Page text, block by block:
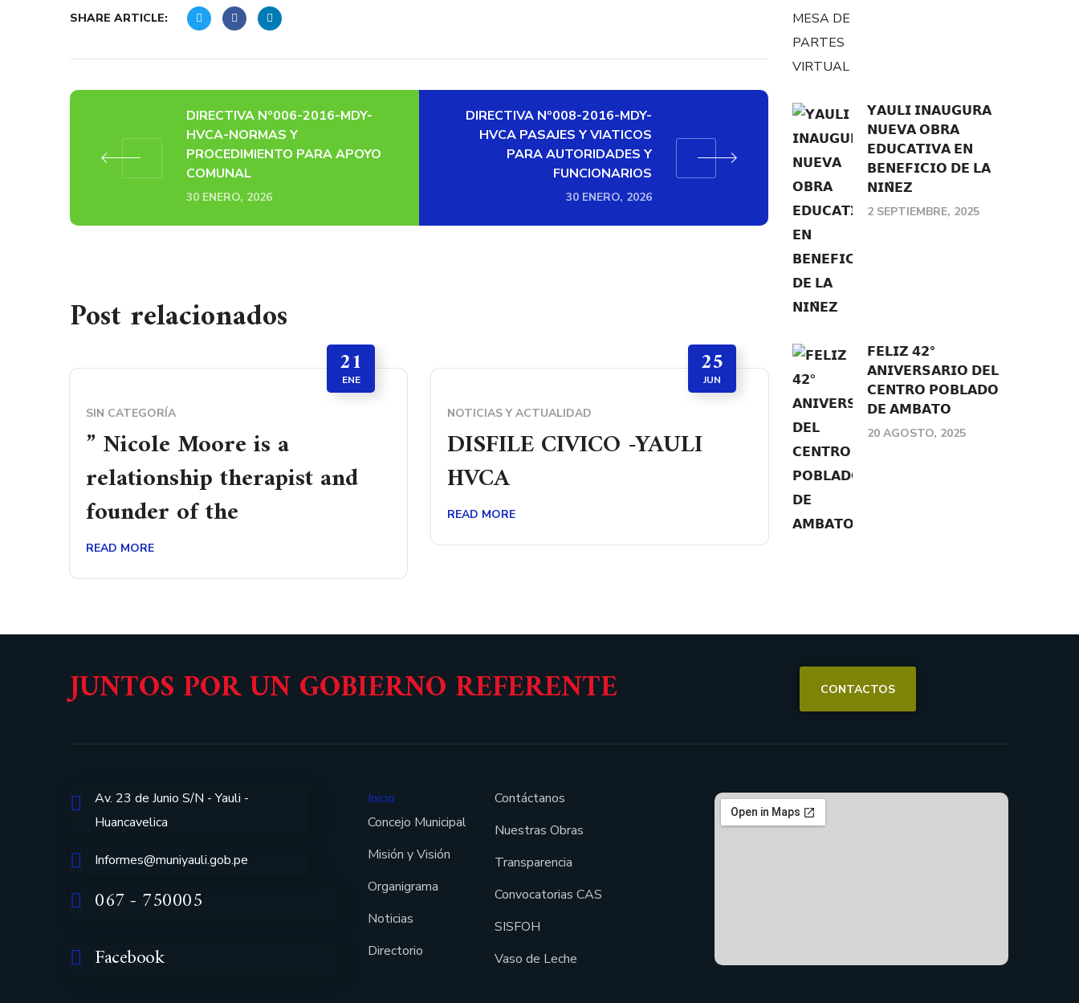
SHARE ARTICLE:
DIRECTIVA Nº006-2016-MDY-
HVCA-NORMAS Y
PROCEDIMIENTO PARA APOYO
COMUNAL
30 ENERO, 2026
DIRECTIVA Nº008-2016-MDY-
HVCA PASAJES Y VIATICOS
PARA AUTORIDADES Y
FUNCIONARIOS
30 ENERO, 2026
Post relacionados
21
ENE
SIN CATEGORÍA
” Nicole Moore is a
relationship therapist and
founder of the
READ MORE
25
JUN
NOTICIAS Y ACTUALIDAD
DISFILE CIVICO -YAULI
HVCA
READ MORE
𝗬𝗔𝗨𝗟𝗜 𝗜𝗡𝗔𝗨𝗚𝗨𝗥𝗔
𝗡𝗨𝗘𝗩𝗔 𝗢𝗕𝗥𝗔
𝗘𝗗𝗨𝗖𝗔𝗧𝗜𝗩𝗔 𝗘𝗡
𝗕𝗘𝗡𝗘𝗙𝗜𝗖𝗜𝗢 𝗗𝗘 𝗟𝗔
𝗡𝗜𝗡̃𝗘𝗭
2 SEPTIEMBRE, 2025
𝗙𝗘𝗟𝗜𝗭 𝟰𝟮°
𝗔𝗡𝗜𝗩𝗘𝗥𝗦𝗔𝗥𝗜𝗢 𝗗𝗘𝗟
𝗖𝗘𝗡𝗧𝗥𝗢 𝗣𝗢𝗕𝗟𝗔𝗗𝗢
𝗗𝗘 𝗔𝗠𝗕𝗔𝗧𝗢
20 AGOSTO, 2025
JUNTOS POR UN GOBIERNO REFERENTE CONTACTOS
Av. 23 de Junio S/N - Yauli -
Huancavelica
Informes@muniyauli.gob.pe
067 - 750005
Facebook
Inicio
Concejo Municipal
Misión y Visión
Organigrama
Noticias
Directorio
Contáctanos
Nuestras Obras
Transparencia
Convocatorias CAS
SISFOH
Vaso de Leche